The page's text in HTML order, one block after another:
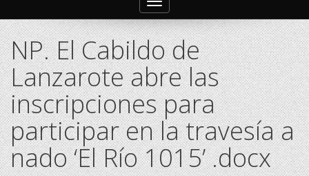
Toggle
navigation
NP. El Cabildo de
Lanzarote abre las
inscripciones para
participar en la travesía a
nado ‘El Río 1015’ .docx